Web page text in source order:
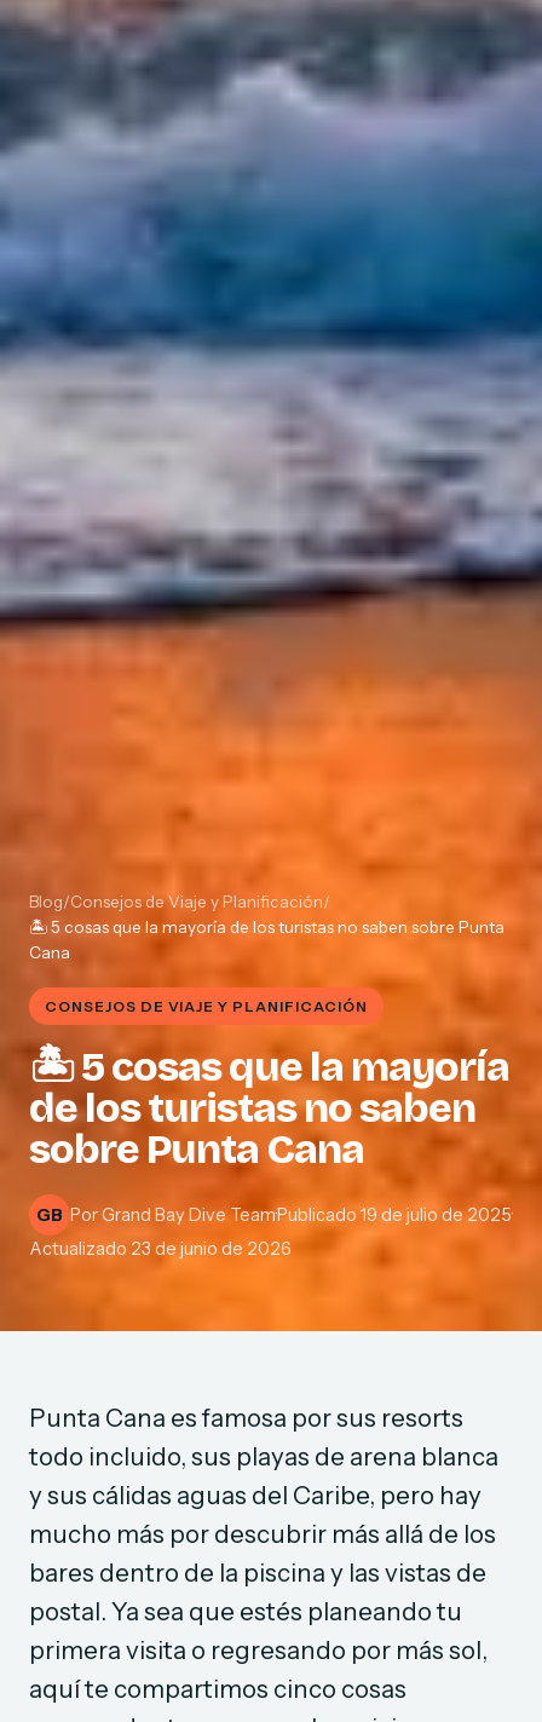
Blog/Consejos de Viaje y Planificación/
🏝️ 5 cosas que la mayoría de los turistas no saben sobre Punta
Cana
CONSEJOS DE VIAJE Y PLANIFICACIÓN
🏝️ 5 cosas que la mayoría
de los turistas no saben
sobre Punta Cana
GB PorGrand Bay Dive Team·Publicado 19 de julio de 2025·
Actualizado 23 de junio de 2026
Punta Cana es famosa por sus resorts
todo incluido, sus playas de arena blanca
y sus cálidas aguas del Caribe, pero hay
mucho más por descubrir más allá de los
bares dentro de la piscina y las vistas de
postal. Ya sea que estés planeando tu
primera visita o regresando por más sol,
aquí te compartimos cinco cosas